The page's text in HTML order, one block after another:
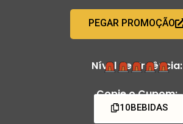
PEGAR PROMOÇÃO
Nível de Urgência:
Copie o Cupom:
10BEBIDAS